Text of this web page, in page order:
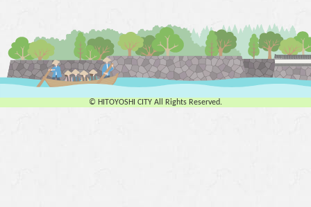
© HITOYOSHI CITY All Rights Reserved.